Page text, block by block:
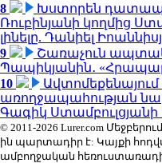
8
Խստորեն
Ռուբինյանի կողմից
լինելը. Դանիել
9
Շառաչուն
Պապիկյանին․
10
առողջապահության
Գագիկ Ստամբուլցյանի
© 2011-2026 Lurer.com
ին պարտադիր է: Կայքի
ամբողջական